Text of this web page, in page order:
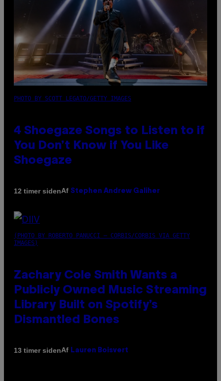
PHOTO BY SCOTT LEGATO/GETTY IMAGES
4 Shoegaze Songs to Listen to if
You Don’t Know if You Like
Shoegaze
12 timer sidenAf Stephen Andrew Galiher
(PHOTO BY ROBERTO PANUCCI – CORBIS/CORBIS VIA GETTY
IMAGES)
Zachary Cole Smith Wants a
Publicly Owned Music Streaming
Library Built on Spotify’s
Dismantled Bones
13 timer sidenAf Lauren Boisvert